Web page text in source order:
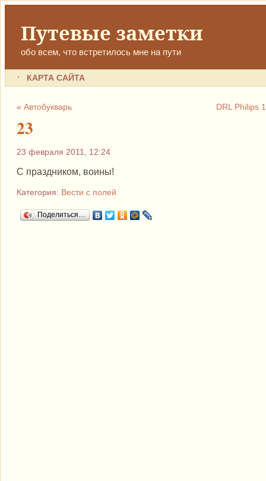
Путевые заметки
обо всем, что встретилось мне на пути
КАРТА САЙТА
«Автобукварь DRL Philips
23
23 февраля 2011, 12:24
С праздником, воины!
Категория: Вести с полей
Поделиться…